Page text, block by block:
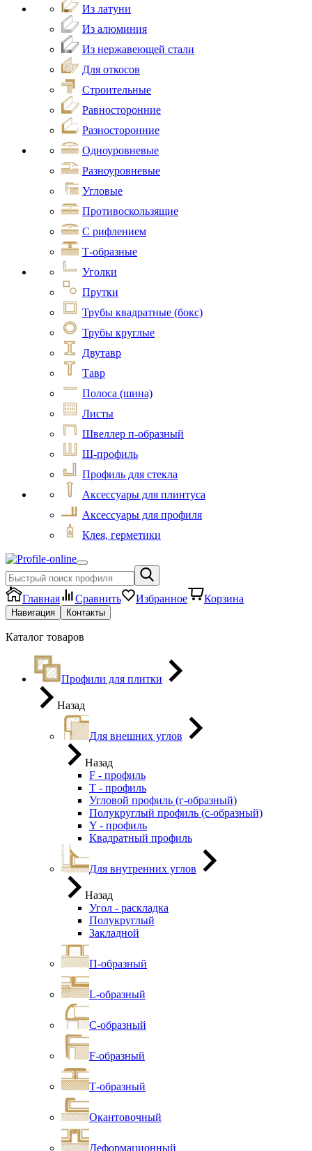
Из латуни
Из алюминия
Из нержавеющей стали
Для откосов
Строительные
Равносторонние
Разносторонние
Одноуровневые
Разноуровневые
Угловые
Противоскользящие
С рифлением
Т-образные
Уголки
Прутки
Трубы квадратные (бокс)
Трубы круглые
Двутавр
Тавр
Полоса (шина)
Листы
Швеллер п-образный
Ш-профиль
Профиль для стекла
Аксессуары для плинтуса
Аксессуары для профиля
Клея, герметики
Главная Сравнить Избранное Корзина
Навигация Контакты
Каталог товаров
Профили для плитки
Назад
Для внешних углов
Назад
F - профиль
Т - профиль
Угловой профиль (г-образный)
Полукруглый профиль (с-образный)
Y - профиль
Квадратный профиль
Для внутренних углов
Назад
Угол - раскладка
Полукруглый
Закладной
П-образный
L-образный
С-образный
F-образный
Т-образный
Окантовочный
Деформационный